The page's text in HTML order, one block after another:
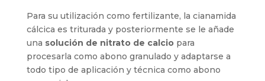
Para su utilización como fertilizante, la cianamida
cálcica es triturada y posteriormente se le añade
una solución de nitrato de calciopara
procesarla como abono granulado y adaptarse a
todo tipo de aplicación y técnica como abono